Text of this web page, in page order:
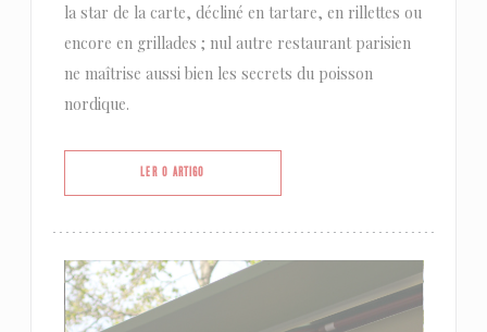
la star de la carte, décliné en tartare, en rillettes ou
encore en grillades ; nul autre restaurant parisien
ne maîtrise aussi bien les secrets du poisson
nordique.
LER O ARTIGO